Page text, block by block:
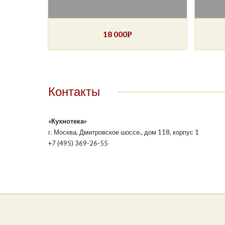
18 000Р
Контакты
«Кухнотека»
г. Москва, Дмитровское шоссе., дом 118, корпус 1
+7 (495) 369-26-55